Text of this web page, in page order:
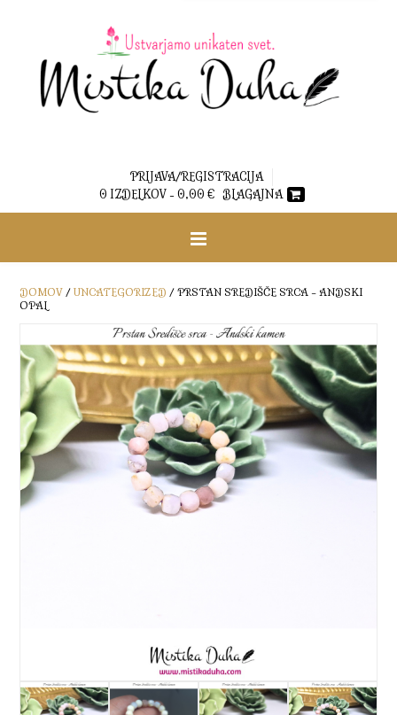
PRIJAVA/REGISTRACIJA
0 IZDELKOV - 0,00 € BLAGAJNA
DOMOV / UNCATEGORIZED / PRSTAN SREDIŠČE SRCA – ANDSKI
OPAL